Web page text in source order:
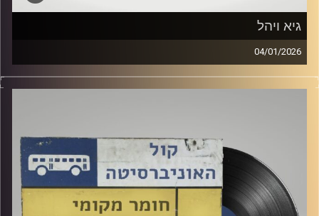
גיא ויהל
04/01/2026
דור חלפון מארח כאן באולפן את גיא ויהל!